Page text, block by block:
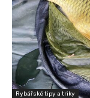
Rybářské tipy a triky